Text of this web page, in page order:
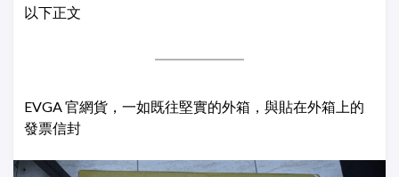
以下正文
EVGA 官網貨，一如既往堅實的外箱，與貼在外箱上的
發票信封